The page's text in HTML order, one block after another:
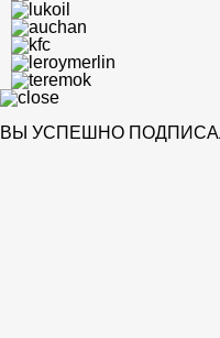
ВЫ УСПЕШНО